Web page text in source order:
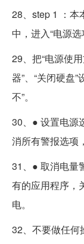
28、step 1 ：本
中，进入“电源选
29、把“电源使
器”、“关闭硬盘
不”。
30、● 设置电源
消所有警报选项
31、● 取消电量
有的应用程序，
电。
32、不要做任何